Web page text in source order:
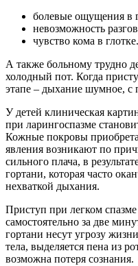
болевые ощущения в
невозможность
чувство кома в глотке.
А также больному трудно
холодный пот. Когда
этапе – дыхание шумное, с
У детей клиническая
при ларингоспазме
Кожные покровы
явления возникают по
сильного плача, в
гортани, которая часто
нехваткой дыхания.
Приступ при легком
самостоятельно за две
гортани несут угрозу
тела, выделяется пена из
возможна потеря сознания.